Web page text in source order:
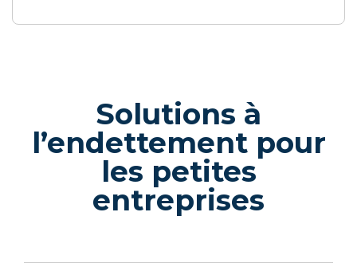
Solutions à
l’endettement pour
les petites
entreprises